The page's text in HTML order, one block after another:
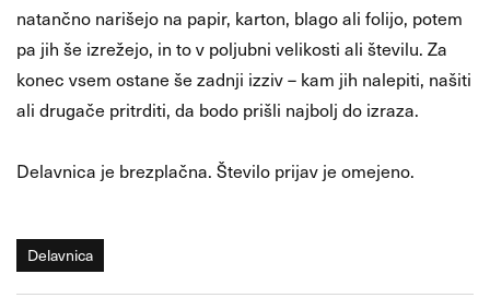
natančno narišejo na papir, karton, blago ali folijo, potem
pa jih še izrežejo, in to v poljubni velikosti ali številu. Za
konec vsem ostane še zadnji izziv – kam jih nalepiti, našiti
ali drugače pritrditi, da bodo prišli najbolj do izraza.
Delavnica je brezplačna. Število prijav je omejeno.
Delavnica